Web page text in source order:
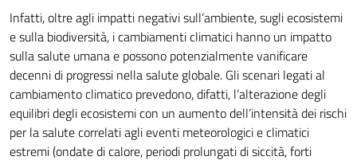
Infatti, oltre agli impatti negativi sull’ambiente, sugli ecosistemi
e sulla biodiversità, i cambiamenti climatici hanno un impatto
sulla salute umana e possono potenzialmente vanificare
decenni di progressi nella salute globale. Gli scenari legati al
cambiamento climatico prevedono, difatti, l’alterazione degli
equilibri degli ecosistemi con un aumento dell’intensità dei rischi
per la salute correlati agli eventi meteorologici e climatici
estremi (ondate di calore, periodi prolungati di siccità, forti